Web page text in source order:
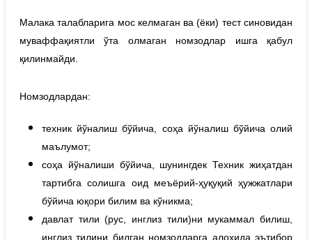
Малака талабларига мос келмаган ва (ёки) тест синовидан
муваффақиятли ўта олмаган номзодлар ишга қабул
қилинмайди.
Номзодлардан:
техник йўналиш бўйича, соҳа йўналиш бўйича олий
маълумот;
соҳа йўналиши бўйича, шунингдек Техник жиҳатдан
тартибга солишга оид меъёрий-ҳуқуқий ҳужжатлари
бўйича юқори билим ва кўникма;
давлат тили (рус, инглиз тили)ни мукаммал билиш,
инглиз тилини билган номзодларга алоҳида эътибор